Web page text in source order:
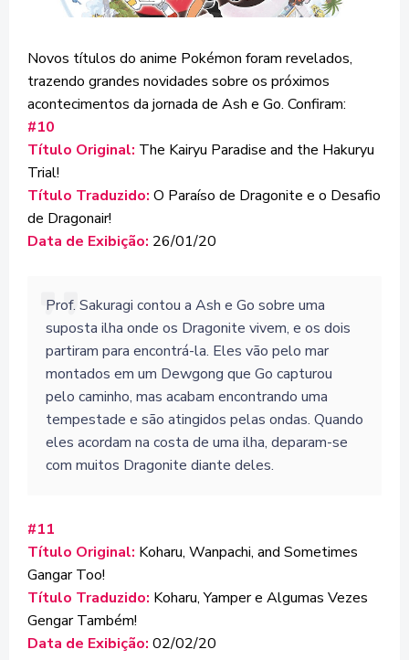
Novos títulos do anime Pokémon foram revelados,
trazendo grandes novidades sobre os próximos
acontecimentos da jornada de Ash e Go. Confiram:
#10
Título Original: The Kairyu Paradise and the Hakuryu
Trial!
Título Traduzido: O Paraíso de Dragonite e o Desafio
de Dragonair!
Data de Exibição: 26/01/20
Prof. Sakuragi contou a Ash e Go sobre uma
suposta ilha onde os Dragonite vivem, e os dois
partiram para encontrá-la. Eles vão pelo mar
montados em um Dewgong que Go capturou
pelo caminho, mas acabam encontrando uma
tempestade e são atingidos pelas ondas. Quando
eles acordam na costa de uma ilha, deparam-se
com muitos Dragonite diante deles.
#11
Título Original: Koharu, Wanpachi, and Sometimes
Gangar Too!
Título Traduzido: Koharu, Yamper e Algumas Vezes
Gengar Também!
Data de Exibição: 02/02/20